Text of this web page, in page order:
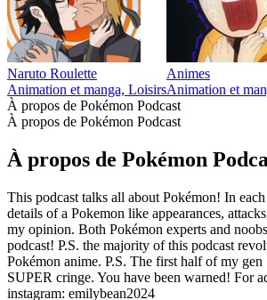
Naruto Roulette
Animation et manga, Loisirs
Animes
Animation et
À propos de Pokémon Podcast
À propos de Pokémon Podcast
À propos de Pokémon
This podcast talks all about Pokémon! In
details of a Pokemon like appearances,
my opinion. Both Pokémon experts and
podcast! P.S. the majority of this podcast
Pokémon anime. P.S. The first half of my gen
SUPER cringe. You have been warned! For
instagram: emilybean2024